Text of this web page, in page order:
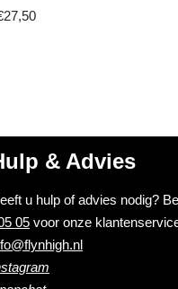
27,50
& Advies
u hulp of advies nodig?
05 voor onze